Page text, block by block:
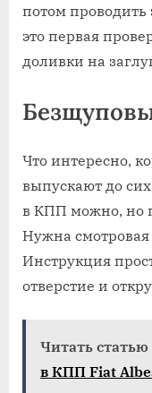
потом проводить
это первая
доливки на
Что интересно,
выпускают до
в КПП можно, но
Нужна
Инструкция
отверстие и
Читать статью
в КПП Fiat